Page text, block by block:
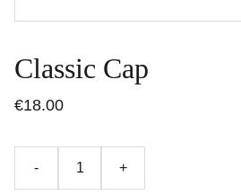
Classic Cap
€18.00
- +